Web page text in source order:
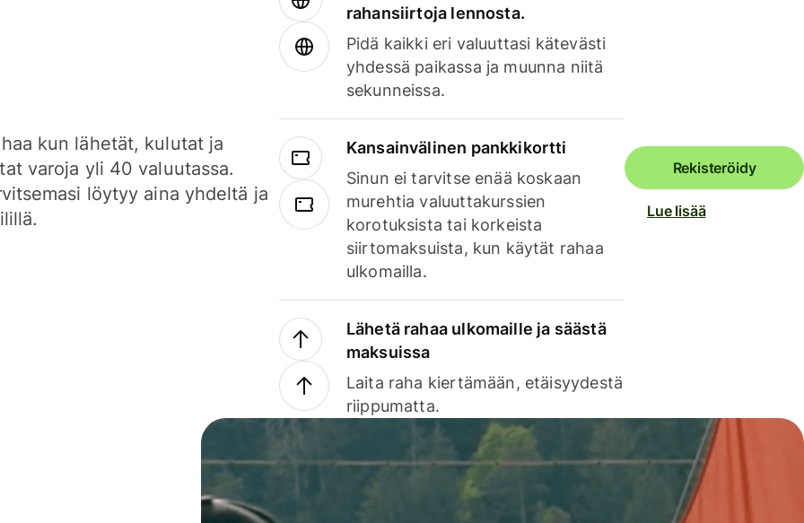
kun lähetät, kulutat ja
varoja yli 40 valuutassa.
löytyy aina yhdeltä ja
rahansiirtoja lennosta.
Pidä kaikki eri valuuttasi kätevästi
yhdessä paikassa ja muunna niitä
sekunneissa.
Kansainvälinen pankkikortti
Sinun ei tarvitse enää koskaan
murehtia valuuttakurssien
korotuksista tai korkeista
siirtomaksuista, kun käytät rahaa
ulkomailla.
Lähetä rahaa ulkomaille ja säästä
maksuissa
Laita raha kiertämään, etäisyydestä
riippumatta.
Rekisteröidy
Lue lisää